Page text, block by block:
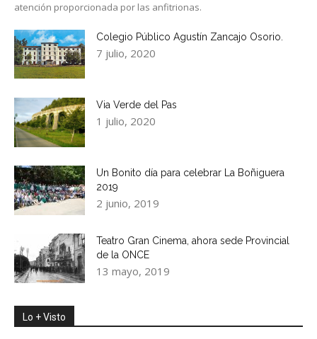
atención proporcionada por las anfitrionas.
Colegio Público Agustín Zancajo Osorio.
7 julio, 2020
Via Verde del Pas
1 julio, 2020
Un Bonito día para celebrar La Boñiguera
2019
2 junio, 2019
Teatro Gran Cinema, ahora sede Provincial
de la ONCE
13 mayo, 2019
Lo + Visto